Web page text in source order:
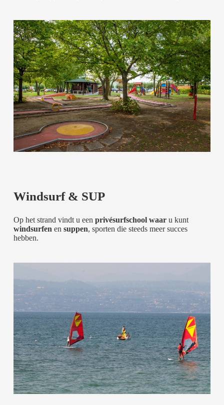
Windsurf & SUP
Op het strand vindt u een privésurfschool waaru kunt
windsurfen en suppen, sporten die steeds meer succes
hebben.